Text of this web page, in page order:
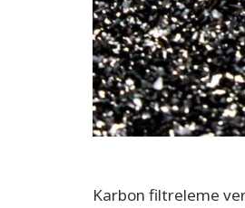
Karbon filtreleme